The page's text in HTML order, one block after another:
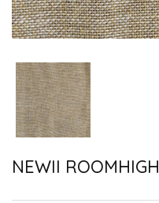
NEWII ROOMHIGH